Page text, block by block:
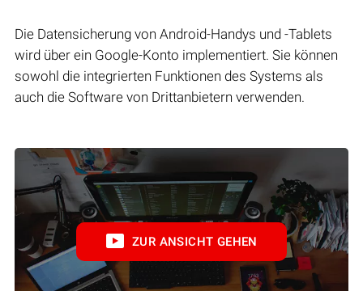
Die Datensicherung von Android-Handys und -Tablets
wird über ein Google-Konto implementiert. Sie können
sowohl die integrierten Funktionen des Systems als
auch die Software von Drittanbietern verwenden.
ZUR ANSICHT GEHEN